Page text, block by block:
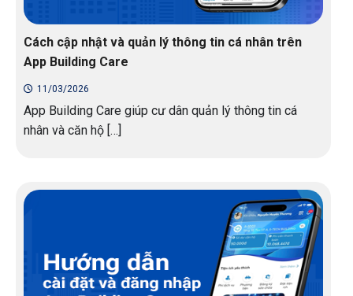
Cách cập nhật và quản lý thông tin cá nhân trên
App Building Care
11/03/2026
App Building Care giúp cư dân quản lý thông tin cá
nhân và căn hộ […]